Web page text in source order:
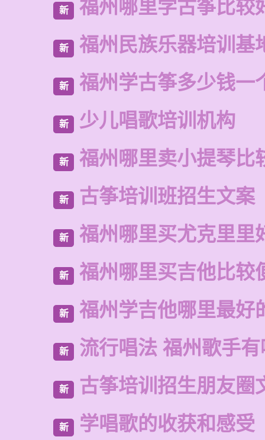
新 福州哪里学古筝比较
新 福州民族乐器培训基
新 福州学古筝多少钱一
新 少儿唱歌培训机构
新 福州哪里卖小提琴比
新 古筝培训班招生文案
新 福州哪里买尤克里里
新 福州哪里买吉他比较
新 福州学吉他哪里最好
新 流行唱法 福州歌手
新 古筝培训招生朋友圈
新 学唱歌的收获和感受